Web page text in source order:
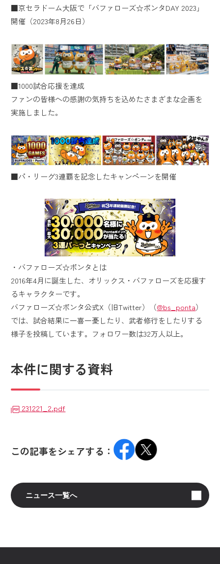
■京セラドーム大阪で「バファローズ☆ポンタDAY 2023」
開催（2023年8月26日）
■1000試合応援を達成
ファンの皆様への感謝の気持ちを込めたさまざまな企画を
実施しました。
■パ・リーグ3連覇を記念したキャンペーンを開催
・バファローズ☆ポンタとは
2016年4月に誕生した、オリックス・バファローズを応援す
るキャラクターです。
バファローズ☆ポンタ公式X（旧Twitter）（@bs_ponta）
では、試合結果に一喜一憂したり、武者修行をしたりする
様子を投稿しています。フォロワー数は32万人以上。
本件に関する資料
231221_2.pdf
この記事をシェアする：
ニュース一覧へ